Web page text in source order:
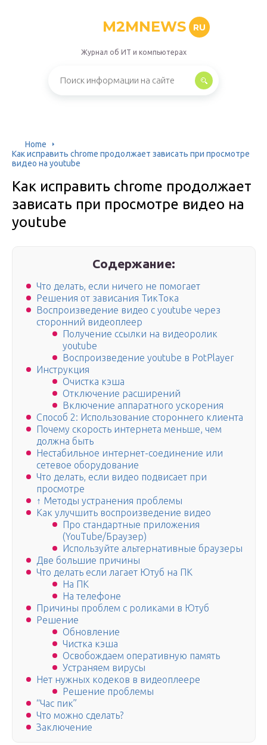
M2MNEWS RU
Журнал об ИТ и компьютерах
Home
Как исправить chrome продолжает зависать при просмотре
видео на youtube
Как исправить chrome продолжает
зависать при просмотре видео на
youtube
Содержание:
Что делать, если ничего не помогает
Решения от зависания ТикТока
Воспроизведение видео с youtube через
сторонний видеоплеер
Получение ссылки на видеоролик
youtube
Воспроизведение youtube в PotPlayer
Инструкция
Очистка кэша
Отключение расширений
Включение аппаратного ускорения
Способ 2: Использование стороннего клиента
Почему скорость интернета меньше, чем
должна быть
Нестабильное интернет-соединение или
сетевое оборудование
Что делать, если видео подвисает при
просмотре
↑ Методы устранения проблемы
Как улучшить воспроизведение видео
Про стандартные приложения
(YouTube/Браузер)
Используйте альтернативные браузеры
Две большие причины
Что делать если лагает Ютуб на ПК
На ПК
На телефоне
Причины проблем с роликами в Ютуб
Решение
Обновление
Чистка кэша
Освобождаем оперативную память
Устраняем вирусы
Нет нужных кодеков в видеоплеере
Решение проблемы
“Час пик”
Что можно сделать?
Заключение